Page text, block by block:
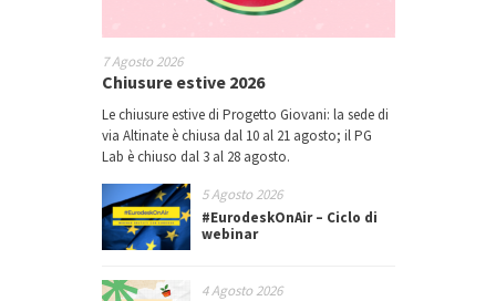
7 Agosto 2026
Chiusure estive 2026
Le chiusure estive di Progetto Giovani: la sede di
via Altinate è chiusa dal 10 al 21 agosto; il PG
Lab è chiuso dal 3 al 28 agosto.
5 Agosto 2026
#EurodeskOnAir – Ciclo di
webinar
4 Agosto 2026